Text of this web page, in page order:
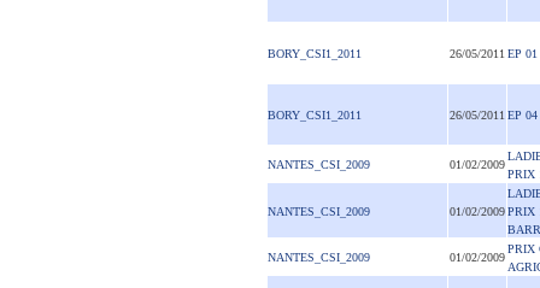
BORY_CSI1_2011 26/05/2011 EP
BORY_CSI1_2011 26/05/2011 EP
NANTES_CSI_2009 01/02/2009
PRIX
NANTES_CSI_2009 01/02/2009PRIX
NANTES_CSI_2009 01/02/2009
PRIX